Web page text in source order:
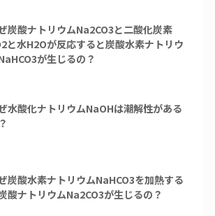
炭酸ナトリウムNa2CO3と二酸化炭素
と水H2Oが反応すると炭酸水素ナトリウ
が生じるの？
水酸化ナトリウムNaOHは潮解性がある
炭酸水素ナトリウムNaHCO3を加熱する
酸ナトリウムNa2CO3が生じるの？